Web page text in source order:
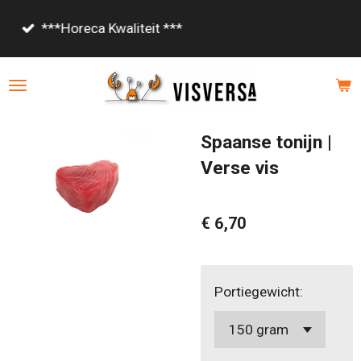
de
Vanaf €85,- gratis bezorgd!
Spaanse tonijn |
Verse vis
€ 6,70
Portiegewicht: